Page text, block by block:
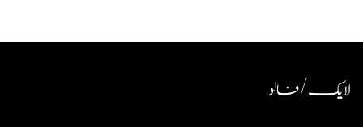
لایک / فالو